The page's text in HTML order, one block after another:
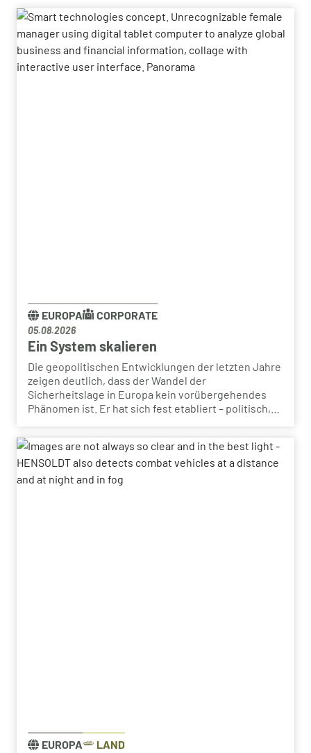
EUROPA CORPORATE
05.08.2026
Ein System skalieren
Die geopolitischen Entwicklungen der letzten Jahre
zeigen deutlich, dass der Wandel der
Sicherheitslage in Europa kein vorübergehendes
Phänomen ist. Er hat sich fest etabliert – politisch,
umstrukturiert, und die industriellen Kapazitäten
werden in einem Tempo ausgebaut, wie es in Europa
seit langem nicht mehr zu beobachten war.
EUROPA LAND